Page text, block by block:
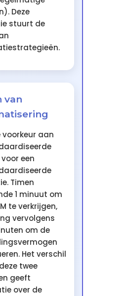
Deze
stuurt de
van
voorkeur aan
een
Timen
1 minuut om
te verkrijgen,
vervolgens
om de
Het verschil
twee
geeft
over de